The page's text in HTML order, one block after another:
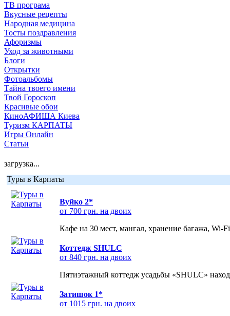
ТВ програма
Вкусные рецепты
Народная медицина
Тосты поздравления
Афоризмы
Уход за животными
Блоги
Открытки
Фотоальбомы
Тайна твоего имени
Твой Гороскоп
Красивые обои
КиноАФИША Киева
Туризм КАРПАТЫ
Игры Онлайн
Статьи
загрузка...
Туры в Карпаты
Вуйко 2*
от 700 грн. на двоих
Кафе на 30 мест, мангал, хранение багажа, Wi-
Коттедж SHULC
от 840 грн. на двоих
Пятиэтажный коттедж усадьбы «SHULC»
Затишок 1*
от 1015 грн. на двоих